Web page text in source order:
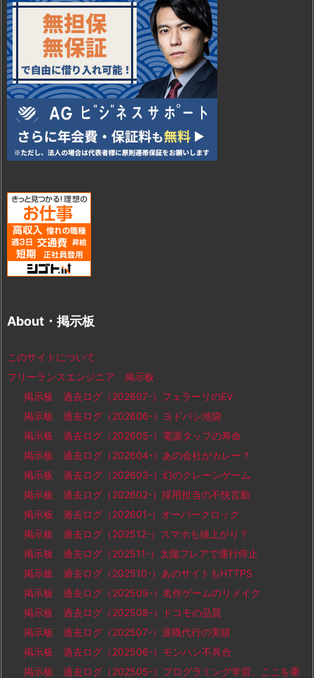
About・掲示板
このサイトについて
フリーランスエンジニア 掲示板
掲示板 過去ログ（202607-）フェラーリのEV
掲示板 過去ログ（202606-）ヨドバシ池袋
掲示板 過去ログ（202605-）電源タップの寿命
掲示板 過去ログ（202604-）あの会社がカレー？
掲示板 過去ログ（202603-）幻のクレーンゲーム
掲示板 過去ログ（202602-）採用担当の不快言動
掲示板 過去ログ（202601-）オーバークロック
掲示板 過去ログ（202512-）スマホも値上がり？
掲示板 過去ログ（202511-）太陽フレアで運行停止
掲示板 過去ログ（202510-）あのサイトもHTTPS
掲示板 過去ログ（202509-）名作ゲームのリメイク
掲示板 過去ログ（202508-）ドコモの品質
掲示板 過去ログ（202507-）退職代行の実績
掲示板 過去ログ（202506-）モンハン不具合
掲示板 過去ログ（202505-）プログラミング学習、ここを乗